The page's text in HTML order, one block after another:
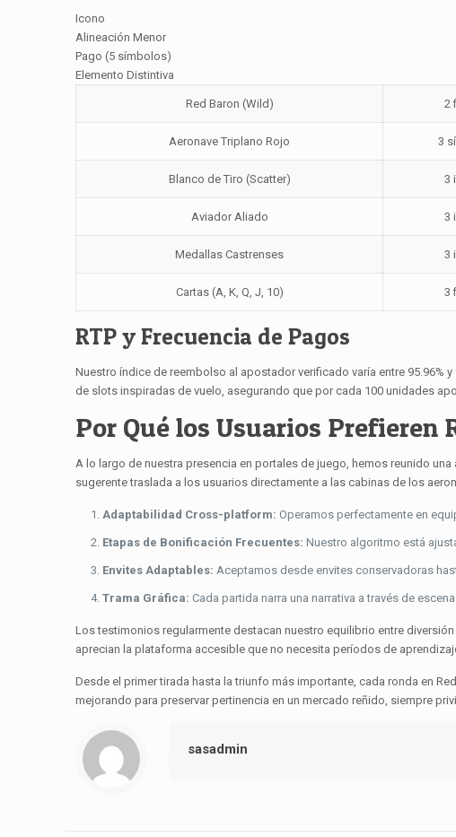
Icono
Alineación Menor
Pago (5 símbolos)
Elemento Distintiva
Red Baron (Wild) 2
Aeronave Triplano Rojo 3
Blanco de Tiro (Scatter) 3
Aviador Aliado 3
Medallas Castrenses 3
Cartas (A, K, Q, J, 10) 3
RTP y Frecuencia de Pagos
Nuestro índice de reembolso al apostador verificado varía entre 95.96%
de slots inspiradas de vuelo, asegurando que por cada 100 unidades
Por Qué los Usuarios Prefieren
A lo largo de nuestra presencia en portales de juego, hemos reunido
sugerente traslada a los usuarios directamente a las cabinas de los
Adaptabilidad Cross-platform: Operamos perfectamente en
Etapas de Bonificación Frecuentes: Nuestro algoritmo está
Envites Adaptables: Aceptamos desde envites conservadoras
Trama Gráfica: Cada partida narra una narrativa a través de
Los testimonios regularmente destacan nuestro equilibrio entre
aprecian la plataforma accesible que no necesita períodos de
Desde el primer tirada hasta la triunfo más importante, cada ronda en
mejorando para preservar pertinencia en un mercado reñido, siempre
sasadmin